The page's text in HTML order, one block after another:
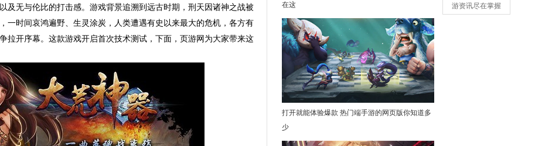
及无与伦比的打击感。游戏背景追溯到远古时期，刑天因诸神之战被
一时间哀鸿遍野、生灵涂炭，人类遭遇有史以来最大的危机，各方有
拉开序幕。这款游戏开启首次技术测试，下面，页游网为大家带来这
在这
打开就能体验爆款 热门端手游的网页版你知道多
少
游资讯尽在掌握